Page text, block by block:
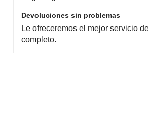
Devoluciones sin problemas
Le ofreceremos el mejor servicio
completo.